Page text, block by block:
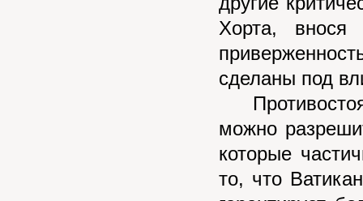
Хорта, внося
сделаны под
можно
которые
то, что